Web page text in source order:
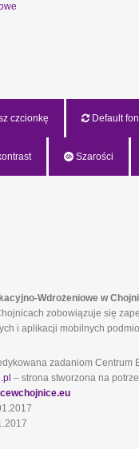
czcionkę Default
Szarości
Wdrożeniowe w
zobowiązuje się
i aplikacji mobilnych
zadaniom Centrum
– strona stworzona na